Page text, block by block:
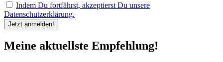
Indem Du fortfährst, akzeptierst Du unsere
Datenschutzerklärung.
Meine aktuellste Empfehlung!